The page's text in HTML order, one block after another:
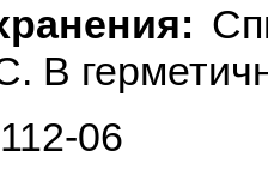
В
06